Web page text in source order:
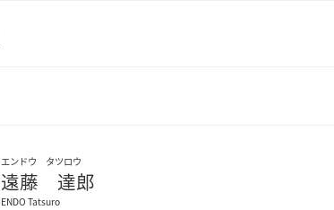
エンドウ タツロウ
遠藤 達郎
ENDO Tatsuro